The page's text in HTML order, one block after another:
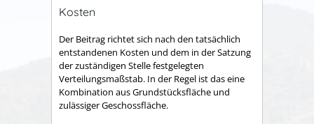
Kosten
Der Beitrag richtet sich nach den tatsächlich
entstandenen Kosten und dem in der Satzung
der zuständigen Stelle festgelegten
Verteilungsmaßstab. In der Regel ist das eine
Kombination aus Grundstücksfläche und
zulässiger Geschossfläche.